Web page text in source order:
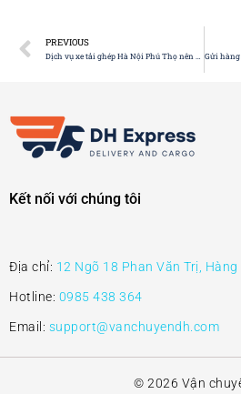
PREVIOUS
Kết nối với chúng tôi
Địa chỉ: 12 Ngõ 18 Phan Văn Trị,
Hotline: 0985 438 364
Email: support@vanchuyendh.com
© 2026 Vận